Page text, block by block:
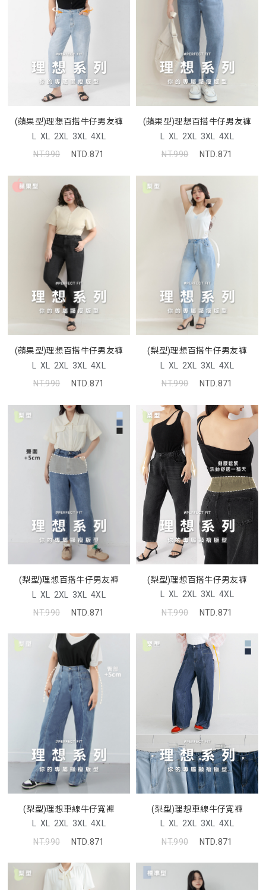
(蘋果型)理想百搭牛仔男友褲
L XL 2XL 3XL 4XL
NT.990
NTD.871
(蘋果型)理想百搭牛仔男友褲
L XL 2XL 3XL 4XL
NT.990
NTD.871
(蘋果型)理想百搭牛仔男友褲
L XL 2XL 3XL 4XL
NT.990
NTD.871
(梨型)理想百搭牛仔男友褲
L XL 2XL 3XL 4XL
NT.990
NTD.871
(梨型)理想百搭牛仔男友褲
L XL 2XL 3XL 4XL
NT.990
NTD.871
(梨型)理想百搭牛仔男友褲
L XL 2XL 3XL 4XL
NT.990
NTD.871
(梨型)理想車線牛仔寬褲
L XL 2XL 3XL 4XL
NT.990
NTD.871
(梨型)理想車線牛仔寬褲
L XL 2XL 3XL 4XL
NT.990
NTD.871